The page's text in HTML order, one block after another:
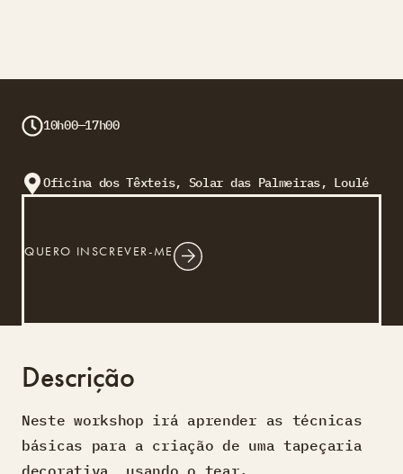
10h00—17h00
Oficina dos Têxteis, Solar das Palmeiras, Loulé
QUERO INSCREVER-ME
Descrição
Neste workshop irá aprender as técnicas
básicas para a criação de uma tapeçaria
decorativa, usando o tear.